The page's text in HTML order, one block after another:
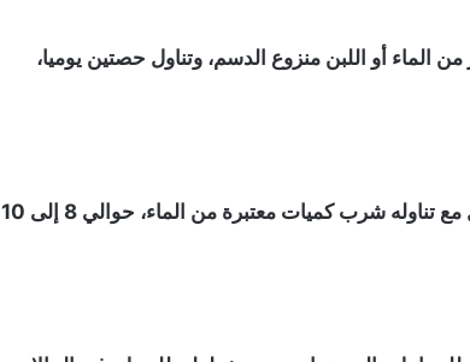
نصف لتر من الماء أو اللبن منزوع الدسم، وتناول حصتين يوميا،
صباحا أو بين الوجبات أو بعد التمرين. من الأفضل مع تناوله شرب كميات معتبرة من الماء، حوالي 8 إلى 10